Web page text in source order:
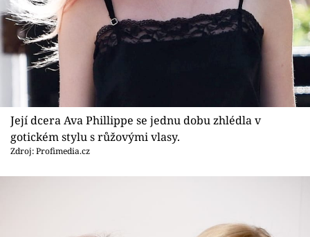
Její dcera Ava Phillippe se jednu dobu zhlédla v
gotickém stylu s růžovými vlasy.
Zdroj: Profimedia.cz